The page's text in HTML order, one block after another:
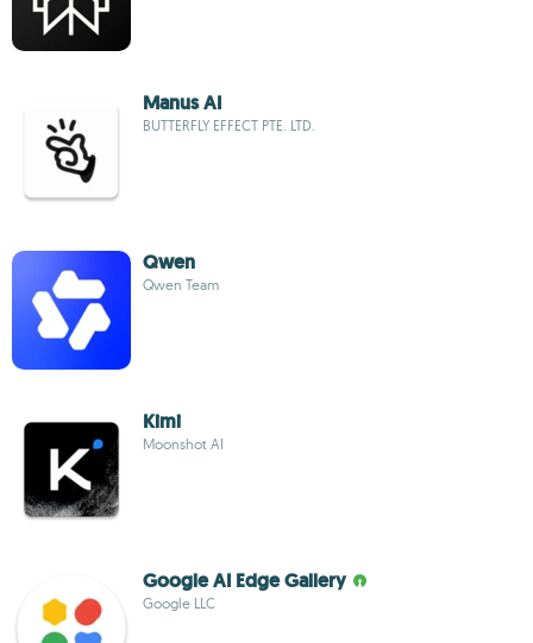
Manus AI
BUTTERFLY EFFECT PTE. LTD.
Qwen
Qwen Team
Kimi
Moonshot AI
Google AI Edge Gallery
Google LLC